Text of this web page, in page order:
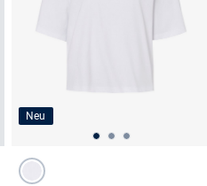
Neu